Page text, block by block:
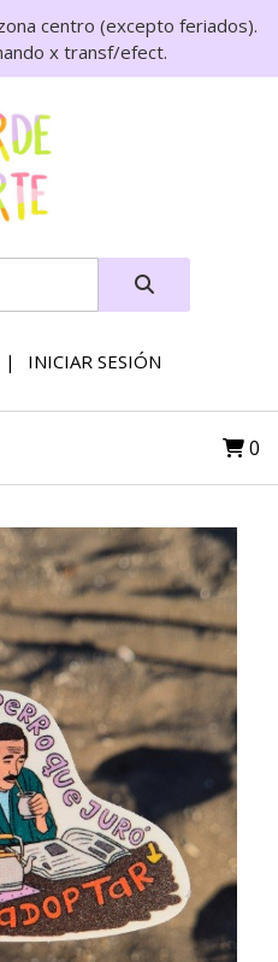
centro (excepto feriados).
x transf/efect.
INICIAR SESIÓN
0